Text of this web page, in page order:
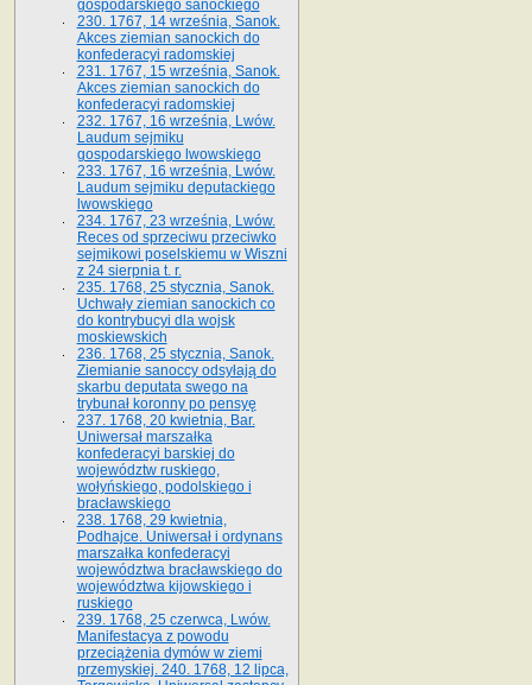
gospodarskiego sanockiego
230. 1767, 14 września, Sanok.
Akces ziemian sanockich do
konfederacyi radomskiej
231. 1767, 15 września, Sanok.
Akces ziemian sanockich do
konfederacyi radomskiej
232. 1767, 16 września, Lwów.
Laudum sejmiku
gospodarskiego lwowskiego
233. 1767, 16 września, Lwów.
Laudum sejmiku deputackiego
lwowskiego
234. 1767, 23 września, Lwów.
Reces od sprzeciwu przeciwko
sejmikowi poselskiemu w Wiszni
z 24 sierpnia t. r.
235. 1768, 25 stycznia, Sanok.
Uchwały ziemian sanockich co
do kontrybucyi dla wojsk
moskiewskich
236. 1768, 25 stycznia, Sanok.
Ziemianie sanoccy odsyłają do
skarbu deputata swego na
trybunał koronny po pensyę
237. 1768, 20 kwietnia, Bar.
Uniwersał marszałka
konfederacyi barskiej do
województw ruskiego,
wołyńskiego, podolskiego i
bracławskiego
238. 1768, 29 kwietnia,
Podhajce. Uniwersał i ordynans
marszałka konfederacyi
województwa bracławskiego do
wo­jewództwa kijowskiego i
ruskiego
239. 1768, 25 czerwca, Lwów.
Manifestacya z powodu
przeciążenia dymów w ziemi
przemyskiej. 240. 1768, 12 lipca,